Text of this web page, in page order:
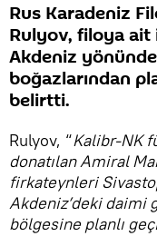
Rus Karadeniz
Rulyov, filoya ait
Akdeniz
boğazlarından
belirtti.
Rulyov, “Kalibr-NK
donatılan Amiral
firkateynleri
Akdeniz’deki daimi
bölgesine planlı